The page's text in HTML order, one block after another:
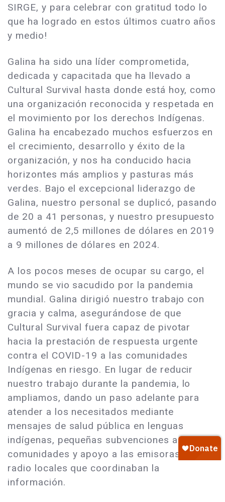
SIRGE, y para celebrar con gratitud todo lo
que ha logrado en estos últimos cuatro años
y medio!
Galina ha sido una líder comprometida,
dedicada y capacitada que ha llevado a
Cultural Survival hasta donde está hoy, como
una organización reconocida y respetada en
el movimiento por los derechos Indígenas.
Galina ha encabezado muchos esfuerzos en
el crecimiento, desarrollo y éxito de la
organización, y nos ha conducido hacia
horizontes más amplios y pasturas más
verdes. Bajo el excepcional liderazgo de
Galina, nuestro personal se duplicó, pasando
de 20 a 41 personas, y nuestro presupuesto
aumentó de 2,5 millones de dólares en 2019
a 9 millones de dólares en 2024.
A los pocos meses de ocupar su cargo, el
mundo se vio sacudido por la pandemia
mundial. Galina dirigió nuestro trabajo con
gracia y calma, asegurándose de que
Cultural Survival fuera capaz de pivotar
hacia la prestación de respuesta urgente
contra el COVID-19 a las comunidades
Indígenas en riesgo. En lugar de reducir
nuestro trabajo durante la pandemia, lo
ampliamos, dando un paso adelante para
atender a los necesitados mediante
mensajes de salud pública en lenguas
indígenas, pequeñas subvenciones a las
comunidades y apoyo a las emisoras de
radio locales que coordinaban la
información.